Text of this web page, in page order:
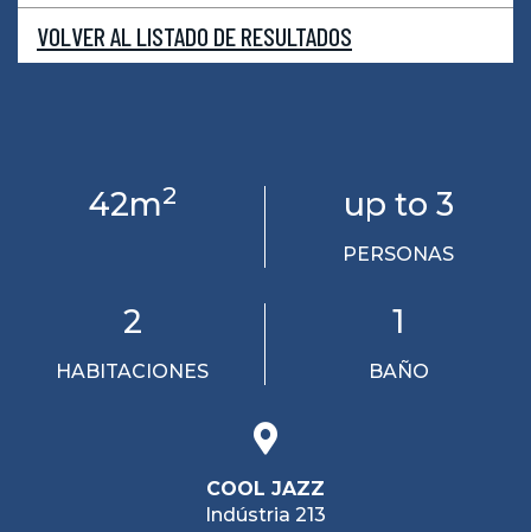
42m2 up to 3
PERSONAS
2
HABITACIONES
1
BAÑO
COOL JAZZ
Indústria 213
VOLVER AL LISTADO DE RESULTADOS